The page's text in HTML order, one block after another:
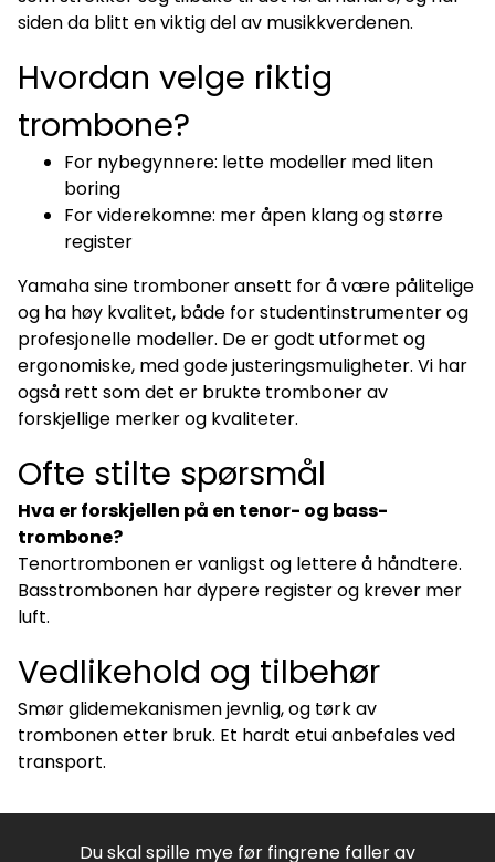
siden da blitt en viktig del av musikkverdenen.
Hvordan velge riktig
trombone?
For nybegynnere: lette modeller med liten
boring
For viderekomne: mer åpen klang og større
register
Yamaha sine tromboner ansett for å være pålitelige
og ha høy kvalitet, både for studentinstrumenter og
profesjonelle modeller. De er godt utformet og
ergonomiske, med gode justeringsmuligheter. Vi har
også rett som det er brukte tromboner av
forskjellige merker og kvaliteter.
Ofte stilte spørsmål
Hva er forskjellen på en tenor- og bass-
trombone?
Tenortrombonen er vanligst og lettere å håndtere.
Basstrombonen har dypere register og krever mer
luft.
Vedlikehold og tilbehør
Smør glidemekanismen jevnlig, og tørk av
trombonen etter bruk. Et hardt etui anbefales ved
transport.
Du skal spille mye før fingrene faller av